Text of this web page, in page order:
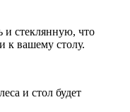
и стеклянную, что
к вашему столу.
и стол будет